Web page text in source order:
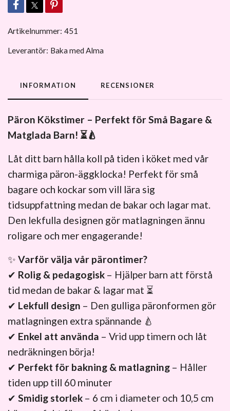
Artikelnummer: 451
Leverantör: Baka med Alma
INFORMATION RECENSIONER
Päron Kökstimer – Perfekt för Små Bagare &
Matglada Barn! ⏳🍐
Låt ditt barn hålla koll på tiden i köket med vår
charmiga päron-äggklocka! Perfekt för små
bagare och kockar som vill lära sig
tidsuppfattning medan de bakar och lagar mat.
Den lekfulla designen gör matlagningen ännu
roligare och mer engagerande!
✨ Varför välja vår pärontimer?
✔ Rolig & pedagogisk – Hjälper barn att förstå
tid medan de bakar & lagar mat ⏳
✔ Lekfull design – Den gulliga päronformen gör
matlagningen extra spännande 🍐
✔ Enkel att använda – Vrid upp timern och låt
nedräkningen börja!
✔ Perfekt för bakning & matlagning – Håller
tiden upp till 60 minuter
✔ Smidig storlek – 6 cm i diameter och 10,5 cm